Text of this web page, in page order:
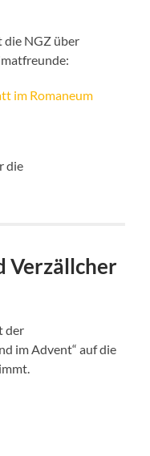
die NGZ über
im Romaneum
die
Verzällcher
der
im Advent“ auf die